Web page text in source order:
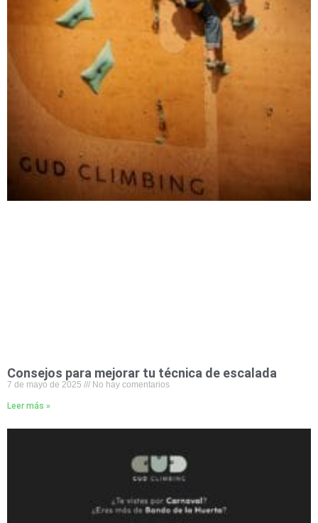
Consejos para mejorar tu técnica de escalada
7 de mayo de 2025 No hay comentarios
Leer más »